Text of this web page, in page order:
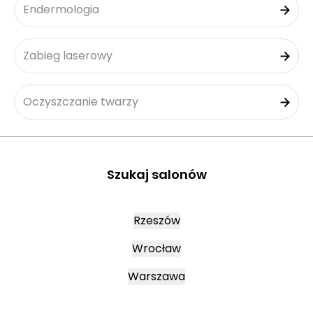
Endermologia
Zabieg laserowy
Oczyszczanie twarzy
Szukaj salonów
Rzeszów
Wrocław
Warszawa